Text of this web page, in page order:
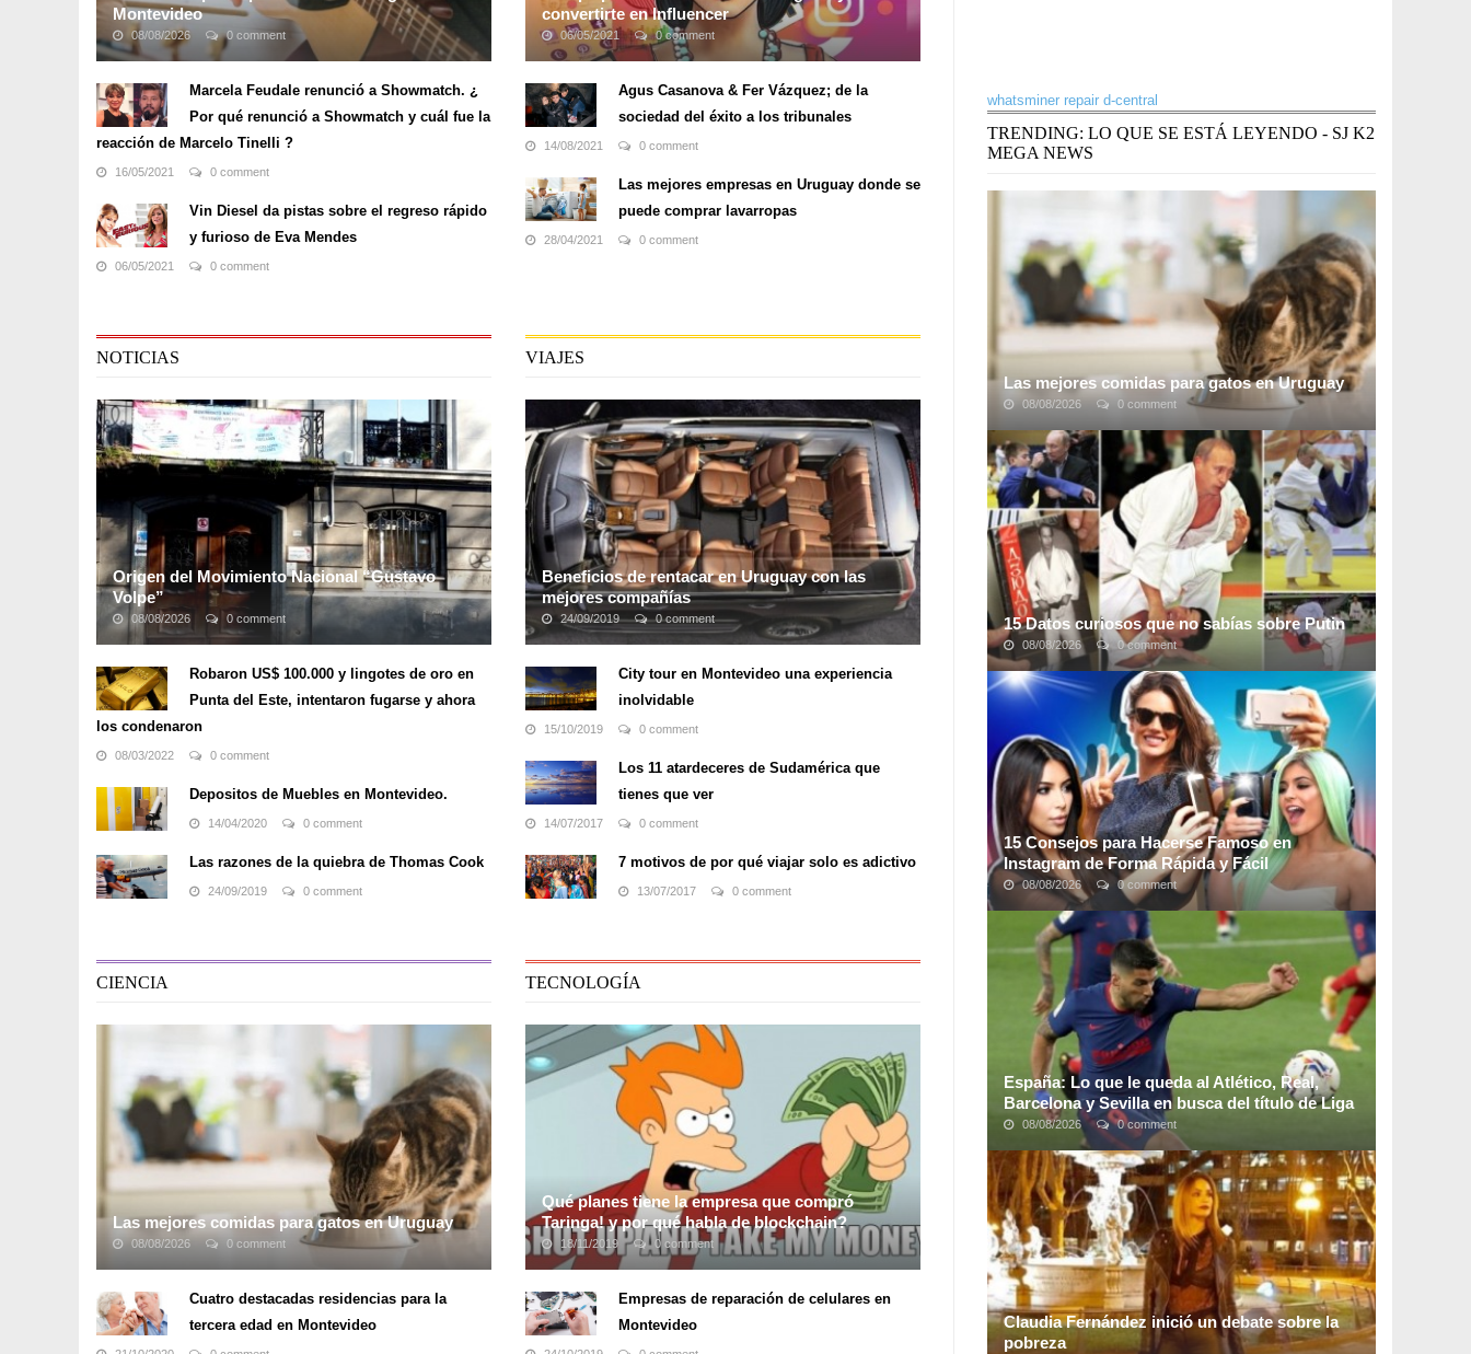
Montevideo
08/08/2026 0 comment
Si estás interesado en aprender o enseñarle a tu hijo a
tocar un instrumento musical, la guitarra es una
excelente opción. Además de ser divertido de tocar,
ofrece variedad en cuanto a estilos de ...
Marcela Feudale renunció a Showmatch. ¿
Por qué renunció a Showmatch y cuál fue la
reacción de Marcelo Tinelli ?
16/05/2021 0 comment
Vin Diesel da pistas sobre el regreso rápido
y furioso de Eva Mendes
06/05/2021 0 comment
convertirte en Influencer
06/05/2021 0 comment
Instagram es una red social que brinda a cualquiera de
sus usuarios tener la posibilidad de tener una gran
cantidad de público a su mano siempre y cuando puedas
llegar ellos. Esta aplicación ...
Agus Casanova & Fer Vázquez; de la
sociedad del éxito a los tribunales
14/08/2021 0 comment
Las mejores empresas en Uruguay donde se
puede comprar lavarropas
28/04/2021 0 comment
NOTICIAS
Origen del Movimiento Nacional “Gustavo
Volpe”
08/08/2026 0 comment
Movimiento Volpesurgió como espontánea reacción
popular ante el asesinato del joven y meritorio
estudiante Gustavo Volpe, que despertó en la
comunidad un sentimiento de indignación, protesta, ...
Robaron US$ 100.000 y lingotes de oro en
Punta del Este, intentaron fugarse y ahora
los condenaron
08/03/2022 0 comment
Depositos de Muebles en Montevideo.
14/04/2020 0 comment
Las razones de la quiebra de Thomas Cook
24/09/2019 0 comment
VIAJES
Beneficios de rentacar en Uruguay con las
mejores compañías
24/09/2019 0 comment
Uruguay es desde los últimos años uno de los mejores
destinos con mayor concurrencia de turistas de toda
América Latina, dados sus grandes atractivos, su
cultura, su alto nivel de vida y deliciosa ...
City tour en Montevideo una experiencia
inolvidable
15/10/2019 0 comment
Los 11 atardeceres de Sudamérica que
tienes que ver
14/07/2017 0 comment
7 motivos de por qué viajar solo es adictivo
13/07/2017 0 comment
CIENCIA
Las mejores comidas para gatos en Uruguay
08/08/2026 0 comment
Cada vez más gente tiene mascotas, dado que son una
gran compañía. Si bien la mascota más común es tener
un perro, muchas personas optan también por tener
gatos. Para estas personas, la oferta de ...
Cuatro destacadas residencias para la
tercera edad en Montevideo
TECNOLOGÍA
Qué planes tiene la empresa que compró
Taringa! y por qué habla de blockchain?
18/11/2019 0 comment
Nadie lo vio venir. Durante años, si no es que décadas,
Taringa! se posicionó como
uno de los foros y medios
máspopularespara consultar (y descargar) contenidos
de todo tipo. Pero ahora, de la ...
Empresas de reparación de celulares en
Montevideo
whatsminer repair d-central
TRENDING: LO QUE SE ESTÁ LEYENDO - SJ K2
MEGA NEWS
Las mejores comidas para gatos en Uruguay
08/08/2026 0 comment
Cada vez más gente tiene mascotas, dado que son una
gran compañía. Si bien la mascota más común es tener
un perro, muchas personas optan también por ...
15 Datos curiosos que no sabías sobre Putin
08/08/2026 0 comment
Vladimir Putin, presidente de Rusia desde el año 2000 y
hasta el presente, es un hombre bastante polémico y
carismático. Dirigir una gran potencia ...
15 Consejos para Hacerse Famoso en
Instagram de Forma Rápida y Fácil
08/08/2026 0 comment
Instagram es una de las plataformas de redes sociales
más populares y queridas que cuenta con más de
millones de usuarios activos al mes. Los ...
España: Lo que le queda al Atlético, Real,
Barcelona y Sevilla en busca del título de Liga
08/08/2026 0 comment
De los cuatro pretendientes, el único equipo que
depende de sí mismo para proclamarse campeón es el
Atlético de Madrid de los uruguayos. La ...
Claudia Fernández inició un debate sobre la
pobreza